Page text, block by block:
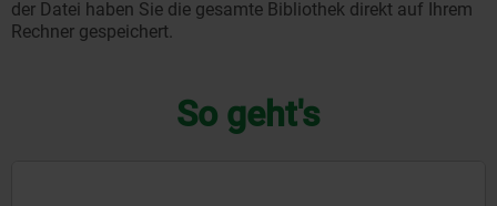
der Datei haben Sie die gesamte Bibliothek direkt auf Ihrem
Rechner gespeichert.
So geht's